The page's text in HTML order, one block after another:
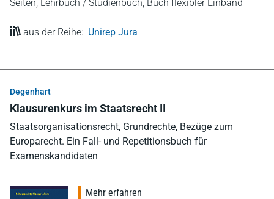
Seiten, Lehrbuch / Studienbuch, Buch flexibler Einband
aus der Reihe: Unirep Jura
Degenhart
Klausurenkurs im Staatsrecht II
Staatsorganisationsrecht, Grundrechte, Bezüge zum
Europarecht. Ein Fall- und Repetitionsbuch für
Examenskandidaten
Mehr erfahren